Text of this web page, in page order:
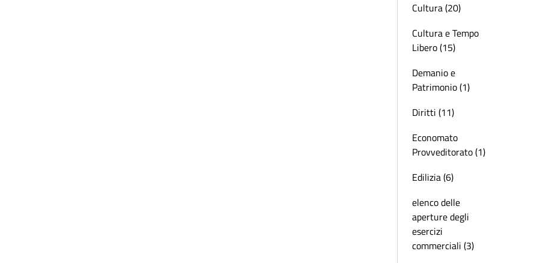
Cultura (20)
Cultura e Tempo
Libero (15)
Demanio e
Patrimonio (1)
Diritti (11)
Economato
Provveditorato (1)
Edilizia (6)
elenco delle
aperture degli
esercizi
commerciali (3)